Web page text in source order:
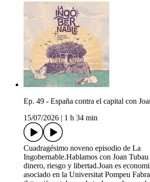
Ep. 49 - España contra el capital con
15/07/2026
1 h 34 min
Cuadragésimo noveno episodio de La
Ingobernable.Hablamos con Joan Tubau
dinero, riesgo y libertad.Joan es
asociado en la Universitat Pompeu